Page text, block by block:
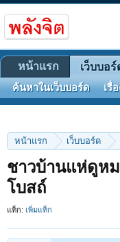
หน้าแรก เว็บบอร์ด
ชาวบ้านแห่ดูห
โบสถ์
แท็ก: เพิ่มแท็ก
หน้าแรก เว็บบอร์
ค้นหาในเว็บบอร์ด เรื่